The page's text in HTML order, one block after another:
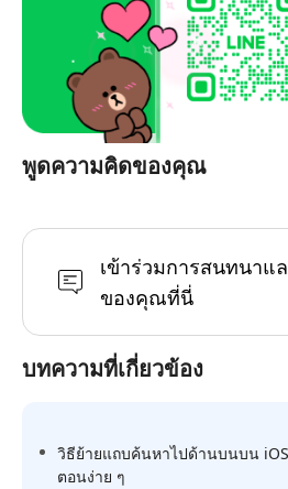
พูดความคิดของคุณ
เข้าร่วมการสนทนาแ
ของคุณที่นี่
บทความที่เกี่ยวข้อง
วิธีย้ายแถบค้นหาไปด้านบนบน
ตอนง่าย ๆ